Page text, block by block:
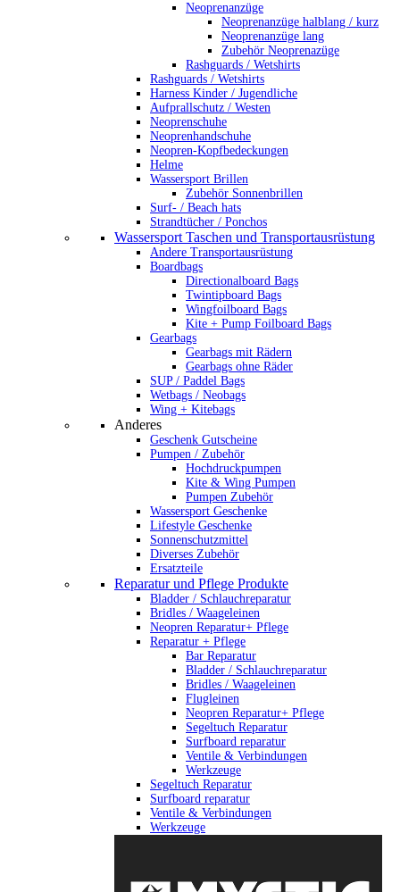
Neoprenanzüge
Neoprenanzüge halblang / kurz
Neoprenanzüge lang
Zubehör Neoprenazüge
Rashguards / Wetshirts
Rashguards / Wetshirts
Harness Kinder / Jugendliche
Aufprallschutz / Westen
Neoprenschuhe
Neoprenhandschuhe
Neopren-Kopfbedeckungen
Helme
Wassersport Brillen
Zubehör Sonnenbrillen
Surf- / Beach hats
Strandtücher / Ponchos
Wassersport Taschen und Transportausrüstung
Andere Transportausrüstung
Boardbags
Directionalboard Bags
Twintipboard Bags
Wingfoilboard Bags
Kite + Pump Foilboard Bags
Gearbags
Gearbags mit Rädern
Gearbags ohne Räder
SUP / Paddel Bags
Wetbags / Neobags
Wing + Kitebags
Anderes
Geschenk Gutscheine
Pumpen / Zubehör
Hochdruckpumpen
Kite & Wing Pumpen
Pumpen Zubehör
Wassersport Geschenke
Lifestyle Geschenke
Sonnenschutzmittel
Diverses Zubehör
Ersatzteile
Reparatur und Pflege Produkte
Bladder / Schlauchreparatur
Bridles / Waageleinen
Neopren Reparatur+ Pflege
Reparatur + Pflege
Bar Reparatur
Bladder / Schlauchreparatur
Bridles / Waageleinen
Flugleinen
Neopren Reparatur+ Pflege
Segeltuch Reparatur
Surfboard reparatur
Ventile & Verbindungen
Werkzeuge
Segeltuch Reparatur
Surfboard reparatur
Ventile & Verbindungen
Werkzeuge